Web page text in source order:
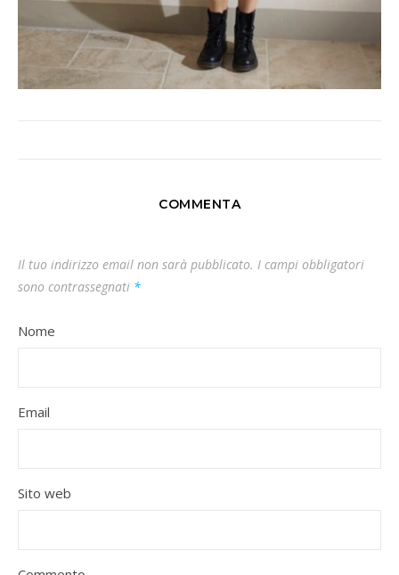
COMMENTA
Il tuo indirizzo email non sarà pubblicato. I campi obbligatori
sono contrassegnati *
Nome
Email
Sito web